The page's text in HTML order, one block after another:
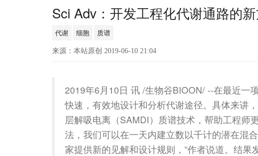
Sci Adv：开发工程化代谢通路的
代谢 细胞 质谱
来源：本站原创 2019-06-10 21:04
2019年6月10日 讯 /生物谷BIOON/ --在最近一
快速，有效地设计和分析代谢途径。具体来讲
层解吸电离（SAMDI）质谱技术，帮助工程师
法，我们可以在一天内建立数以千计的潜在混
家提供新的见解和设计规则，”作者说道。结果